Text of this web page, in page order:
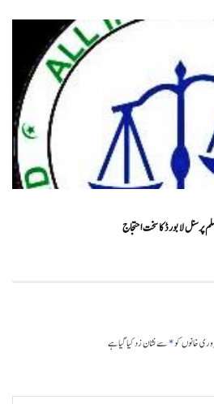
لا بورڈ کا سخت احتجاج
خانوں کو*سے نشان زد کیا گیا ہے